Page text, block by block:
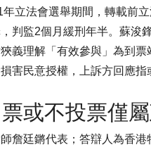
立法會選舉期間，轉載前
判監2個月緩刑年半。蘇浚
義理解「有效參與」為到
害民意授權，上訴方回應指
或不投票僅
詹廷鏘代表；答辯人為香